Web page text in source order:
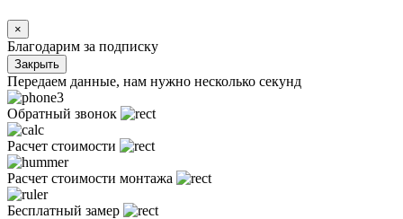
×
Благодарим за подписку
Закрыть
Передаем данные, нам нужно несколько секунд
Обратный звонок
Расчет стоимости
Расчет стоимости монтажа
Бесплатный замер